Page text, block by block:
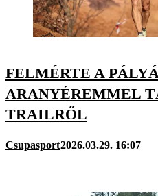
FELMÉRTE A
ARANYÉREMMEL
TRAILRŐL
Csupasport2026.03.29. 16:07